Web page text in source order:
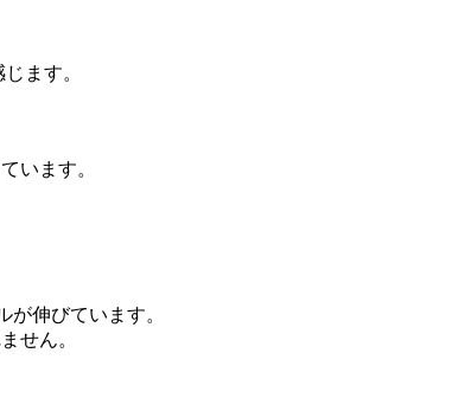
ます。
います。
伸びています。
せん。